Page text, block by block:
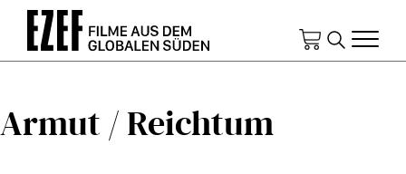
Direkt
Inhalt
Armut / Reichtum